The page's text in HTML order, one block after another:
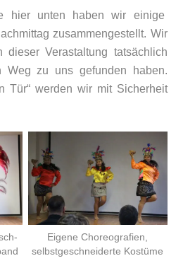
hier unten haben wir einige
zusammengestellt. Wir
Verastaltung tatsächlich
Weg zu uns gefunden haben.
Tür“ werden wir mit Sicherheit
Eigene Choreografien,
selbstgeschneiderte Kostüme